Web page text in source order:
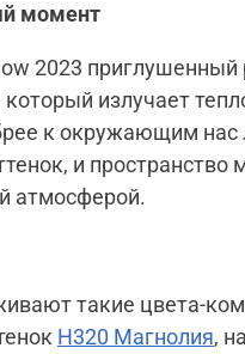
момент
2023 приглушенный
который излучает
к окружающим
и пространство
атмосферой.
такие цвета-
H320 Магнолия,